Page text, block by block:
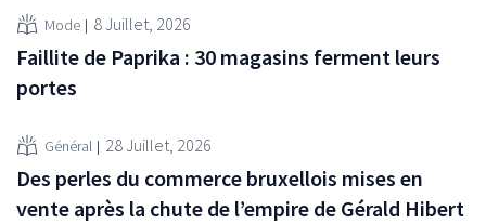
Mode 8 Juillet, 2026
Faillite de Paprika : 30 magasins ferment leurs
portes
Général 28 Juillet, 2026
Des perles du commerce bruxellois mises en
vente après la chute de l’empire de Gérald Hibert